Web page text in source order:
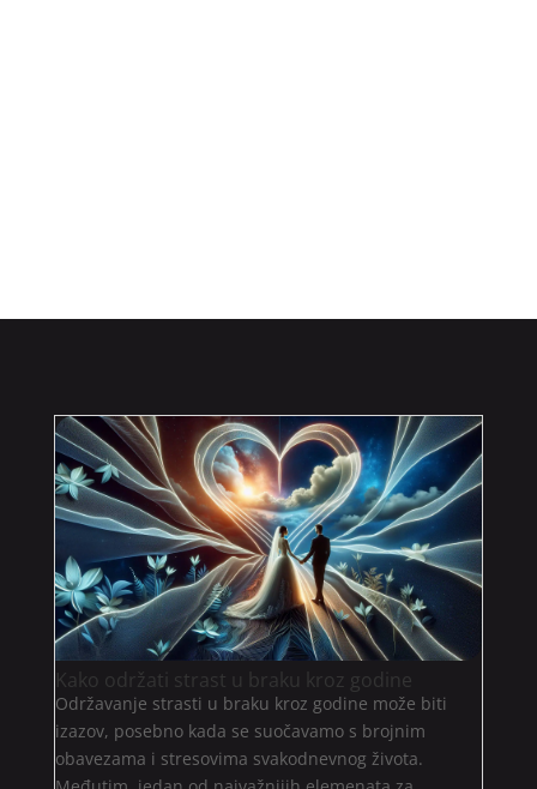
Kako održati strast u braku kroz godine
Održavanje strasti u braku kroz godine može biti
izazov, posebno kada se suočavamo s brojnim
obavezama i stresovima svakodnevnog života.